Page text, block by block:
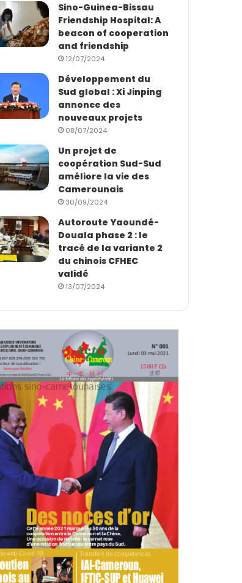
Sino-Guinea-Bissau
Friendship Hospital: A
beacon of cooperation
and friendship
12/07/2024
Développement du
Sud global : Xi Jinping
annonce des
nouveaux projets
08/07/2024
Un projet de
coopération Sud-Sud
améliore la vie des
Camerounais
30/09/2024
Autoroute Yaoundé-
Douala phase 2 : le
tracé de la variante 2
du chinois CFHEC
validé
13/07/2024